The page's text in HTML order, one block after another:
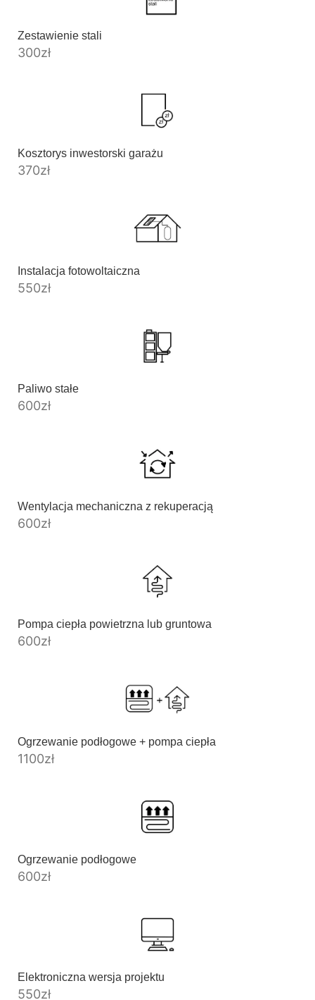
Zestawienie stali
300zł
Kosztorys inwestorski garażu
370zł
Instalacja fotowoltaiczna
550zł
Paliwo stałe
600zł
Wentylacja mechaniczna z rekuperacją
600zł
Pompa ciepła powietrzna lub gruntowa
600zł
Ogrzewanie podłogowe + pompa ciepła
1100zł
Ogrzewanie podłogowe
600zł
Elektroniczna wersja projektu
550zł